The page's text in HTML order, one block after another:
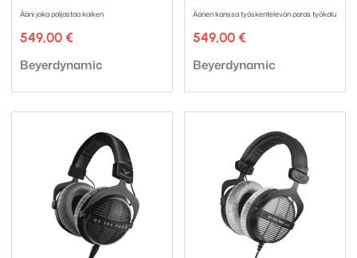
Ääni joka paljastaa kaiken
549,00 €
Tuotemerkki:
Beyerdynamic
Äänen kanssa työskentelevän paras työkalu
549,00 €
Tuotemerkki:
Beyerdynamic